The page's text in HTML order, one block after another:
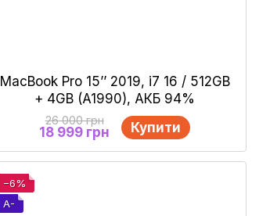
MacBook Pro 15’’ 2019, i7 16 / 512GB
+ 4GB (A1990), АКБ 94%
26 000 грн
18 999 грн Купити
−6%
A-